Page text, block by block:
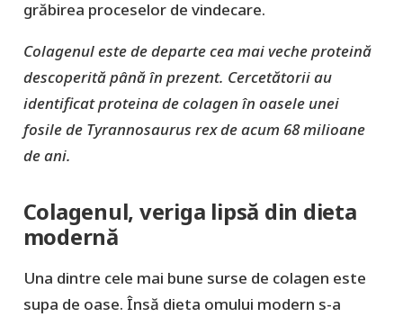
grăbirea proceselor de vindecare.
Colagenul este de departe cea mai veche proteină
descoperită până în prezent. Cercetătorii au
identificat proteina de colagen în oasele unei
fosile de Tyrannosaurus rex de acum 68 milioane
de ani.
Colagenul, veriga lipsă din dieta
modernă
Una dintre cele mai bune surse de colagen este
supa de oase. Însă dieta omului modern s-a